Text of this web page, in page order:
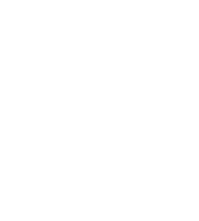
familiar de 30.000
premium Casamaïa
de Benalmádena Costa,
en
Puedes ponerte en